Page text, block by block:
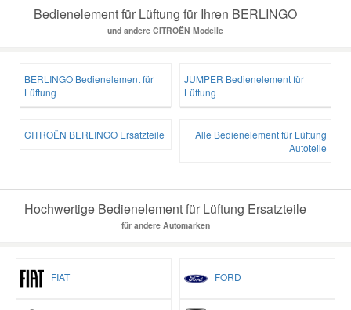
Bedienelement für Lüftung für Ihren BERLINGO
und andere CITROËN Modelle
BERLINGO Bedienelement für
Lüftung
JUMPER Bedienelement für
Lüftung
CITROËN BERLINGO Ersatzteile
Alle Bedienelement für Lüftung
Autoteile
Hochwertige Bedienelement für Lüftung Ersatzteile
für andere Automarken
FIAT FORD